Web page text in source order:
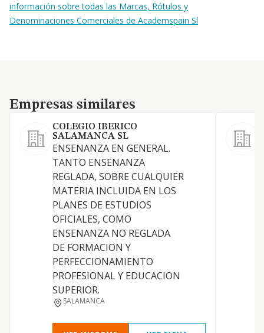
información sobre todas las Marcas, Rótulos y
Denominaciones Comerciales de Academspain Sl
Empresas similares
Empresas similares
COLEGIO IBERICO
SALAMANCA SL
ENSENANZA EN GENERAL.
TANTO ENSENANZA
REGLADA, SOBRE CUALQUIER
MATERIA INCLUIDA EN LOS
PLANES DE ESTUDIOS
OFICIALES, COMO
ENSENANZA NO REGLADA
DE FORMACION Y
PERFECCIONAMIENTO
PROFESIONAL Y EDUCACION
SUPERIOR.
SALAMANCA